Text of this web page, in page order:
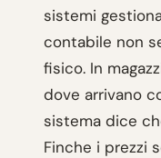
sistemi
contabile non
fisico. In
dove arrivano
sistema dice
Finche i prezzi